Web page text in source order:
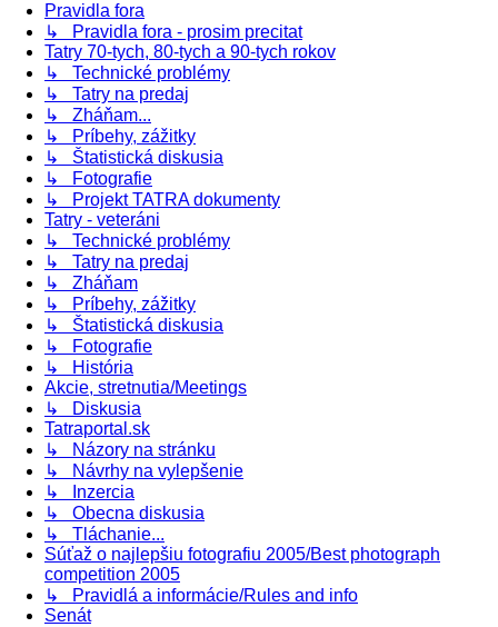
Pravidla fora
↳ Pravidla fora - prosim precitat
Tatry 70-tych, 80-tych a 90-tych rokov
↳ Technické problémy
↳ Tatry na predaj
↳ Zháňam...
↳ Príbehy, zážitky
↳ Štatistická diskusia
↳ Fotografie
↳ Projekt TATRA dokumenty
Tatry - veteráni
↳ Technické problémy
↳ Tatry na predaj
↳ Zháňam
↳ Príbehy, zážitky
↳ Štatistická diskusia
↳ Fotografie
↳ História
Akcie, stretnutia/Meetings
↳ Diskusia
Tatraportal.sk
↳ Názory na stránku
↳ Návrhy na vylepšenie
↳ Inzercia
↳ Obecna diskusia
↳ Tláchanie...
Súťaž o najlepšiu fotografiu 2005/Best photograph
competition 2005
↳ Pravidlá a informácie/Rules and info
Senát